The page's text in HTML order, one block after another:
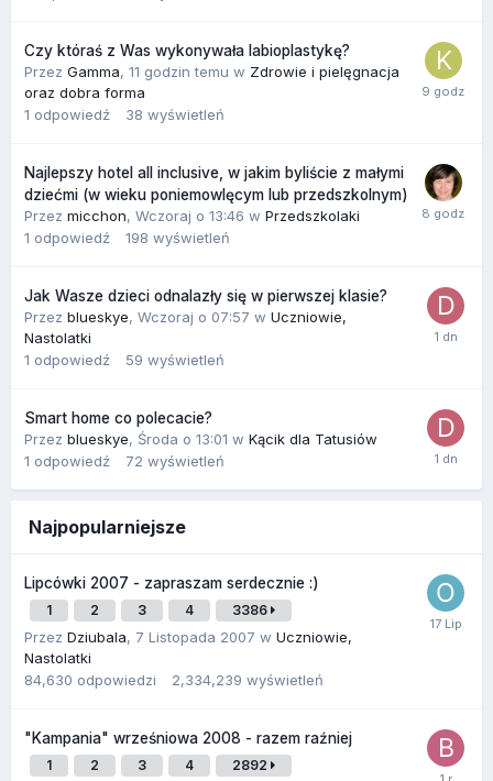
Czy któraś z Was wykonywała labioplastykę?
Przez Gamma, 11 godzin temu w Zdrowie i pielęgnacja
oraz dobra forma
1 odpowiedź 38 wyświetleń
Najlepszy hotel all inclusive, w jakim byliście z małymi
dziećmi (w wieku poniemowlęcym lub przedszkolnym)
Przez micchon, Wczoraj o 13:46 w Przedszkolaki
1 odpowiedź 198 wyświetleń
Jak Wasze dzieci odnalazły się w pierwszej klasie?
Przez blueskye, Wczoraj o 07:57 w Uczniowie,
Nastolatki
1 odpowiedź 59 wyświetleń
Smart home co polecacie?
Przez blueskye, Środa o 13:01 w Kącik dla Tatusiów
1 odpowiedź 72 wyświetleń
Najpopularniejsze
Lipcówki 2007 - zapraszam serdecznie :)
1 2 3 4 3386
Przez Dziubala, 7 Listopada 2007 w Uczniowie,
Nastolatki
84,630 odpowiedzi 2,334,239 wyświetleń
"Kampania" wrześniowa 2008 - razem raźniej
1 2 3 4 2892